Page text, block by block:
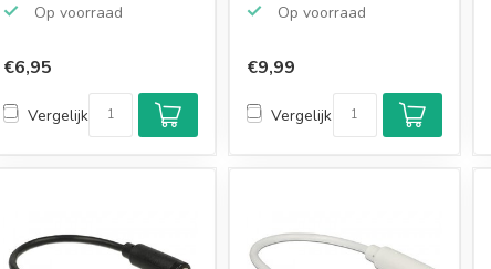
Op voorraad
€6,95
Vergelijk
Op voorraad
€9,99
Vergelijk